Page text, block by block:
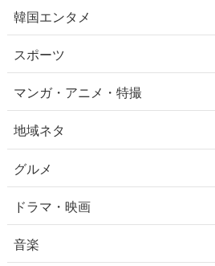
韓国エンタメ
スポーツ
マンガ・アニメ・特撮
地域ネタ
グルメ
ドラマ・映画
音楽